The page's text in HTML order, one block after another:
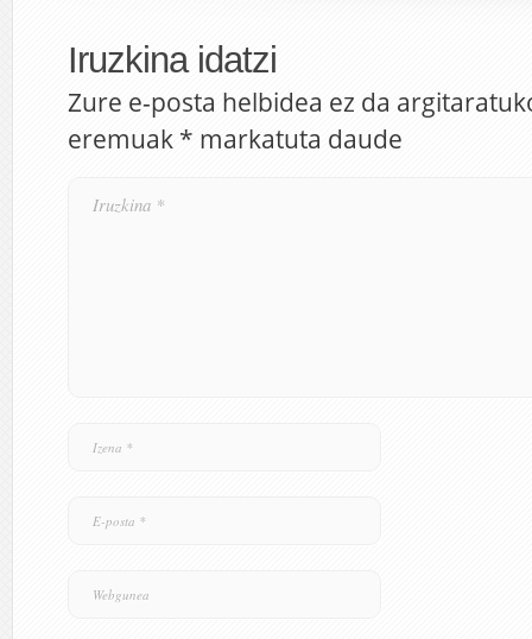
Iruzkina idatzi
Zure e-posta helbidea ez da
eremuak * markatuta daude